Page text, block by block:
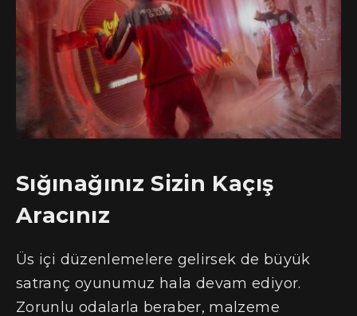
Sığınağınız Sizin Kaçış
Aracınız
Üs içi düzenlemelere gelirsek de büyük
satranç oyunumuz hala devam ediyor.
Zorunlu odalarla beraber, malzeme